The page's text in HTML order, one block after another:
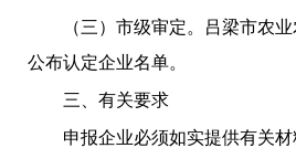
（三） 市级审定。 吕梁市农
公布认定企业名单。
三、有关要求
申报企业必须如实提供有关